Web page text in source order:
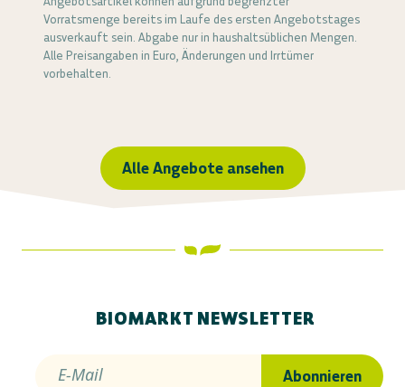
Vorratsmenge bereits im Laufe des ersten Angebotstages
ausverkauft sein. Abgabe nur in haushaltsüblichen Mengen.
Alle Preisangaben in Euro, Änderungen und Irrtümer
vorbehalten.
Alle Angebote ansehen
BIOMARKT NEWSLETTER
E-Mail Abonnieren